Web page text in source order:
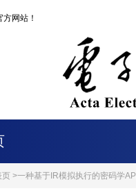
网站！
页 >一种基于IR模拟执行的密码学